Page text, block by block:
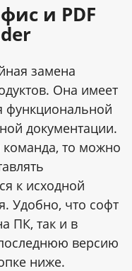
и PDF
замена
Она имеет
функциональной
документации.
команда, то можно
к исходной
Удобно, что софт
ПК, так и в
версию
ниже.